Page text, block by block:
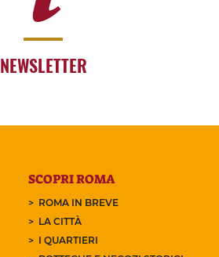
NEWSLETTER
SCOPRI ROMA
ROMA IN BREVE
LA CITTÀ
I QUARTIERI